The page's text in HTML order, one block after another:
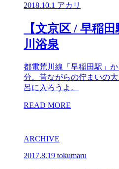
2018.10.1 アカリ
【文京区 / 早稲
川浴泉
都電荒川線「早稲田駅」
分。昔ながらの佇まいの
呂に入ろうよ。
READ MORE
ARCHIVE
2017.8.19 tokumaru